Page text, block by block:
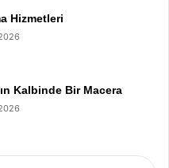
Hizmetleri
Kalbinde Bir Macera